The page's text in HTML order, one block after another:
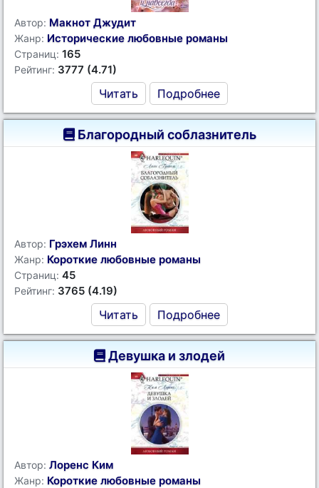
Автор: Макнот Джудит
Жанр: Исторические любовные романы
Страниц: 165
Рейтинг: 3777 (4.71)
Читать Подробнее
Благородный соблазнитель
Автор: Грэхем Линн
Жанр: Короткие любовные романы
Страниц: 45
Рейтинг: 3765 (4.19)
Читать Подробнее
Девушка и злодей
Автор: Лоренс Ким
Жанр: Короткие любовные романы